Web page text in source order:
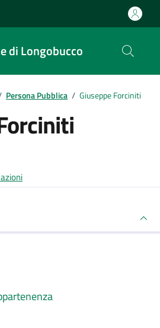
di Longobucco
Persona Pubblica / Giuseppe Forciniti